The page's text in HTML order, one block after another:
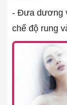
- Đưa dương
chế độ rung